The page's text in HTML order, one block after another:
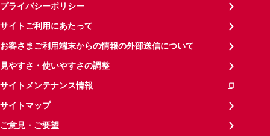
プライバシーポリシー
サイトご利用にあたって
お客さまご利用端末からの情報の外部送信について
見やすさ・使いやすさの調整
サイトメンテナンス情報
サイトマップ
ご意見・ご要望